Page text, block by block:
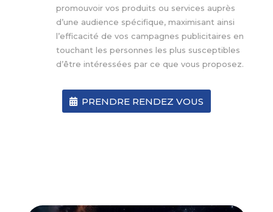
promouvoir vos produits ou services auprès
d’une audience spécifique, maximisant ainsi
l’efficacité de vos campagnes publicitaires en
touchant les personnes les plus susceptibles
d’être intéressées par ce que vous proposez.
PRENDRE RENDEZ VOUS